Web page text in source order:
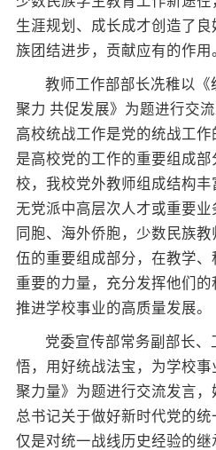
生涯规划、成长成才创造了
族团结进步，贡献应有的作用
教师工作部部长冼稚以《
聚力 共促发展》为题进行交
高校统战工作是党的统战工作
是高校党的工作的重要组成
校，我校党外教师组成结构丰
无党派中高层次人才或重要
同胞、海外侨胞，少数民族
伍的重要组成部分，在教学
重要的力量，充分发挥他们
推进学校事业的高质量发展。
党委宣传部常务副部长
悟，用好统战法宝，为学校
聚力量》为题进行交流发言
总书记关于做好新时代党的
仅是对统一战线历史经验的